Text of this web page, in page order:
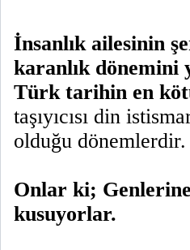
İnsanlık ailesinin
karanlık dönemini
Türk tarihin en
taşıyıcısı din
olduğu dönemlerdir.
Onlar ki;
kusuyorlar.